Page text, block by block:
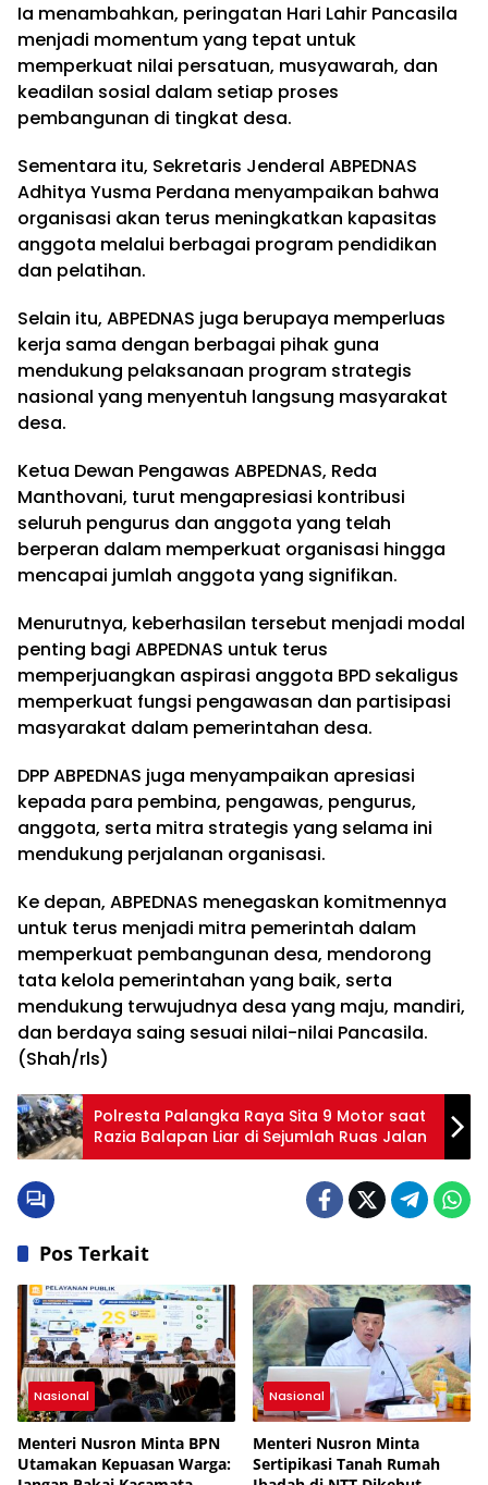
Ia menambahkan, peringatan Hari Lahir Pancasila
menjadi momentum yang tepat untuk
memperkuat nilai persatuan, musyawarah, dan
keadilan sosial dalam setiap proses
pembangunan di tingkat desa.
Sementara itu, Sekretaris Jenderal ABPEDNAS
Adhitya Yusma Perdana menyampaikan bahwa
organisasi akan terus meningkatkan kapasitas
anggota melalui berbagai program pendidikan
dan pelatihan.
Selain itu, ABPEDNAS juga berupaya memperluas
kerja sama dengan berbagai pihak guna
mendukung pelaksanaan program strategis
nasional yang menyentuh langsung masyarakat
desa.
Ketua Dewan Pengawas ABPEDNAS, Reda
Manthovani, turut mengapresiasi kontribusi
seluruh pengurus dan anggota yang telah
berperan dalam memperkuat organisasi hingga
mencapai jumlah anggota yang signifikan.
Menurutnya, keberhasilan tersebut menjadi modal
penting bagi ABPEDNAS untuk terus
memperjuangkan aspirasi anggota BPD sekaligus
memperkuat fungsi pengawasan dan partisipasi
masyarakat dalam pemerintahan desa.
DPP ABPEDNAS juga menyampaikan apresiasi
kepada para pembina, pengawas, pengurus,
anggota, serta mitra strategis yang selama ini
mendukung perjalanan organisasi.
Ke depan, ABPEDNAS menegaskan komitmennya
untuk terus menjadi mitra pemerintah dalam
memperkuat pembangunan desa, mendorong
tata kelola pemerintahan yang baik, serta
mendukung terwujudnya desa yang maju, mandiri,
dan berdaya saing sesuai nilai-nilai Pancasila.
(Shah/rls)
Polresta Palangka Raya Sita 9 Motor saat
Razia Balapan Liar di Sejumlah Ruas Jalan
Pos Terkait
Nasional
Menteri Nusron Minta BPN
Utamakan Kepuasan Warga:
Nasional
Menteri Nusron Minta
Sertipikasi Tanah Rumah